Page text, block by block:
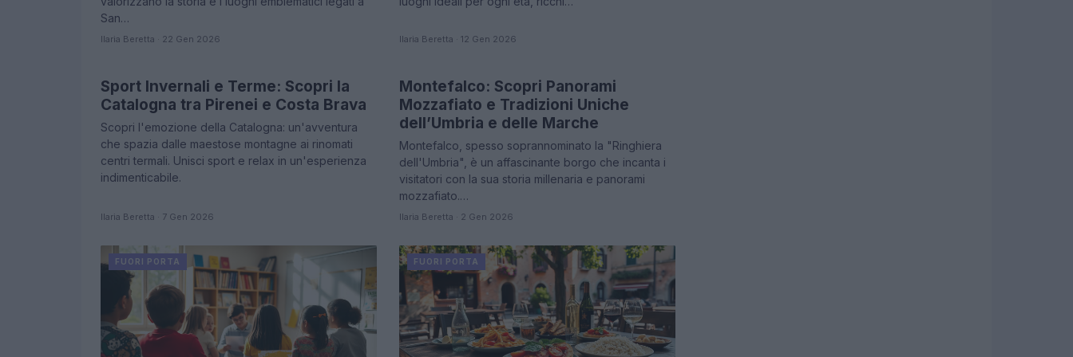
San…
Ilaria Beretta · 22 Gen 2026 Ilaria Beretta · 12 Gen 2026
FUORI PORTA
Sport Invernali e Terme: Scopri la
Catalogna tra Pirenei e Costa Brava
Scopri l'emozione della Catalogna: un'avventura
che spazia dalle maestose montagne ai rinomati
centri termali. Unisci sport e relax in un'esperienza
indimenticabile.
Ilaria Beretta · 7 Gen 2026
FUORI PORTA
Montefalco: Scopri Panorami
Mozzafiato e Tradizioni Uniche
dell’Umbria e delle Marche
Montefalco, spesso soprannominato la "Ringhiera
dell'Umbria", è un affascinante borgo che incanta i
visitatori con la sua storia millenaria e panorami
mozzafiato.…
Ilaria Beretta · 2 Gen 2026
FUORI PORTA FUORI PORTA